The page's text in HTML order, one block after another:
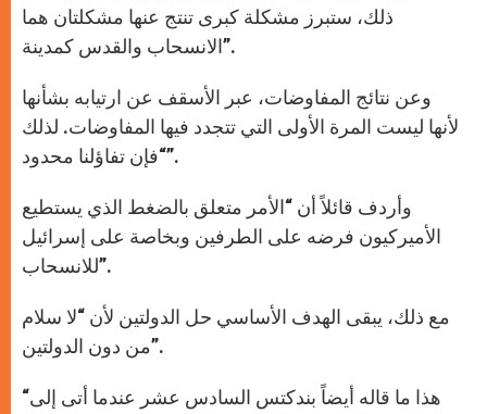
ذلك، ستبرز مشكلة كبرى تنتج عنها مشكلتان هما
الانسحاب والقدس كمدينة”.
وعن نتائج المفاوضات، عبر الأسقف عن ارتيابه بشأنها
لأنها ليست المرة الأولى التي تتجدد فيها المفاوضات. لذلك
“فإن تفاؤلنا محدود”.
وأردف قائلاً أن “الأمر متعلق بالضغط الذي يستطيع
الأميركيون فرضه على الطرفين وبخاصة على إسرائيل
للانسحاب”.
مع ذلك، يبقى الهدف الأساسي حل الدولتين لأن “لا سلام
من دون الدولتين”.
“هذا ما قاله أيضاً بندكتس السادس عشر عندما أتى إلى